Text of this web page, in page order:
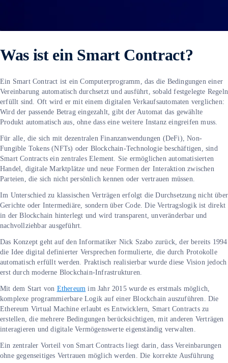
Was ist ein Smart Contract?
Ein Smart Contract ist ein Computerprogramm, das die Bedingungen einer
Vereinbarung automatisch durchsetzt und ausführt, sobald festgelegte Regeln
erfüllt sind. Oft wird er mit einem digitalen Verkaufsautomaten verglichen:
Wird der passende Betrag eingezahlt, gibt der Automat das gewählte
Produkt automatisch aus, ohne dass eine weitere Instanz eingreifen muss.
Für alle, die sich mit dezentralen Finanzanwendungen (DeFi), Non-
Fungible Tokens (NFTs) oder Blockchain-Technologie beschäftigen, sind
Smart Contracts ein zentrales Element. Sie ermöglichen automatisierten
Handel, digitale Marktplätze und neue Formen der Interaktion zwischen
Parteien, die sich nicht persönlich kennen oder vertrauen müssen.
Im Unterschied zu klassischen Verträgen erfolgt die Durchsetzung nicht über
Gerichte oder Intermediäre, sondern über Code. Die Vertragslogik ist direkt
in der Blockchain hinterlegt und wird transparent, unveränderbar und
nachvollziehbar ausgeführt.
Das Konzept geht auf den Informatiker Nick Szabo zurück, der bereits 1994
die Idee digital definierter Versprechen formulierte, die durch Protokolle
automatisch erfüllt werden. Praktisch realisierbar wurde diese Vision jedoch
erst durch moderne Blockchain-Infrastrukturen.
Mit dem Start von Ethereum im Jahr 2015 wurde es erstmals möglich,
komplexe programmierbare Logik auf einer Blockchain auszuführen. Die
Ethereum Virtual Machine erlaubt es Entwicklern, Smart Contracts zu
erstellen, die mehrere Bedingungen berücksichtigen, mit anderen Verträgen
interagieren und digitale Vermögenswerte eigenständig verwalten.
Ein zentraler Vorteil von Smart Contracts liegt darin, dass Vereinbarungen
ohne gegenseitiges Vertrauen möglich werden. Die korrekte Ausführung